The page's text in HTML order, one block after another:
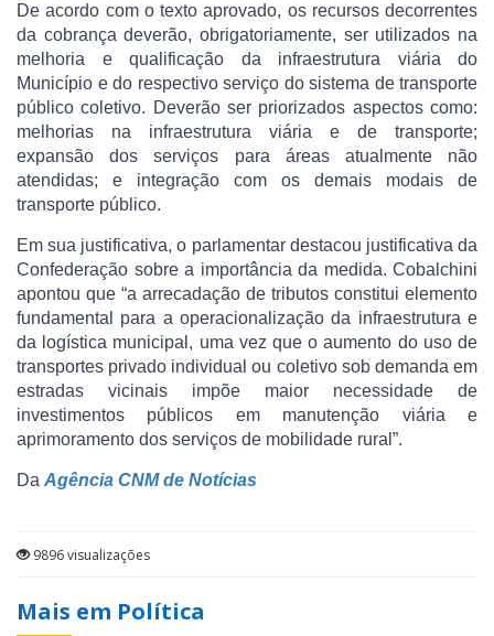
De acordo com o texto aprovado, os recursos decorrentes
da cobrança deverão, obrigatoriamente, ser utilizados na
melhoria e qualificação da infraestrutura viária do
Município e do respectivo serviço do sistema de transporte
público coletivo. Deverão ser priorizados aspectos como:
melhorias na infraestrutura viária e de transporte;
expansão dos serviços para áreas atualmente não
atendidas; e integração com os demais modais de
transporte público.
Em sua justificativa, o parlamentar destacou justificativa da
Confederação sobre a importância da medida. Cobalchini
apontou que “a arrecadação de tributos constitui elemento
fundamental para a operacionalização da infraestrutura e
da logística municipal, uma vez que o aumento do uso de
transportes privado individual ou coletivo sob demanda em
estradas vicinais impõe maior necessidade de
investimentos públicos em manutenção viária e
aprimoramento dos serviços de mobilidade rural”.
Da Agência CNM de Notícias
9896 visualizações
Mais em Política